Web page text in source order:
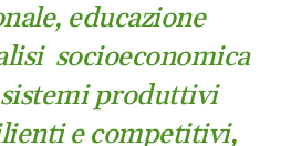
educazione
socioeconomica
produttivi
e competitivi,